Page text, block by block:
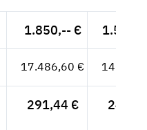
1.850,-- €
17.486,60 €
291,44 €